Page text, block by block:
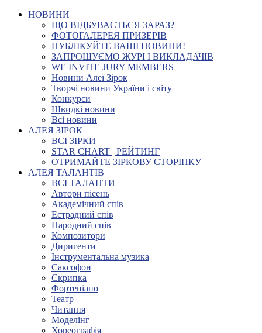
НОВИНИ
ЩО ВІДБУВАЄТЬСЯ ЗАРАЗ?
ФОТОГАЛЕРЕЯ ПРИЗЕРІВ
ПУБЛІКУЙТЕ ВАШІ НОВИНИ!
ЗАПРОШУЄМО ЖУРІ І ВИКЛАДАЧІВ
WE INVITE JURY MEMBERS
Новини Алеї Зірок
Творчі новини України і світу
Конкурси
Швидкі новини
Всі новини
АЛЕЯ ЗІРОК
ВСІ ЗІРКИ
STAR CHART | РЕЙТИНГ
ОТРИМАЙТЕ ЗІРКОВУ СТОРІНКУ
АЛЕЯ ТАЛАНТІВ
ВСІ ТАЛАНТИ
Автори пісень
Академічний спів
Естрадний спів
Народний спів
Композитори
Диригенти
Інструментальна музика
Саксофон
Скрипка
Фортепіано
Театр
Читання
Моделінг
Хореографія